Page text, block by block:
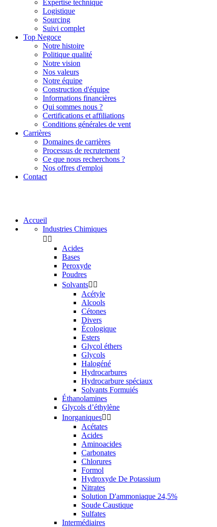
Expertise technique
Logistique
Sourcing
Suivi complet
Top Negoce
Notre histoire
Politique qualité
Notre vision
Nos valeurs
Notre équipe
Construction d'équipe
Informations financières
Qui sommes nous ?
Certifications et affiliations
Conditions générales de vent
Carrières
Domaines de carrières
Processus de recrutement
Ce que nous recherchons ?
Nos offres d'emploi
Contact
Accueil
Industries Chimiques
 
Acides
Bases
Peroxyde
Poudres
Solvants 
Acétyle
Alcools
Cétones
Divers
Écologique
Esters
Glycol éthers
Glycols
Halogéné
Hydrocarbures
Hydrocarbure spéciaux
Solvants Formuiés
Éthanolamines
Glycols d’éthylène
Inorganiques 
Acétates
Acides
Aminoacides
Carbonates
Chlorures
Formol
Hydroxyde De Potassium
Nitrates
Solution D'ammoniaque 24,5%
Soude Caustique
Sulfates
Intermédiaires